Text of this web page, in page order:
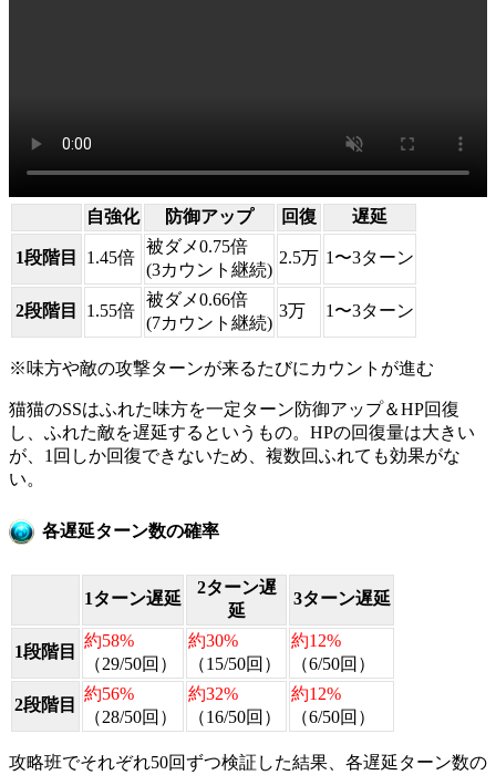
自強化 防御アップ 回復 遅延
1段階目 1.45倍
被ダメ0.75倍
(3カウント継続)
2.5万 1〜3ターン
2段階目 1.55倍
被ダメ0.66倍
(7カウント継続)
3万 1〜3ターン
※味方や敵の攻撃ターンが来るたびにカウントが進む
猫猫のSSはふれた味方を一定ターン防御アップ＆HP回復
し、ふれた敵を遅延するというもの。HPの回復量は大きい
が、1回しか回復できないため、複数回ふれても効果がな
い。
各遅延ターン数の確率
1ターン遅延
2ターン遅
延
3ターン遅延
1段階目
約58%
（29/50回）
約30%
（15/50回）
約12%
（6/50回）
2段階目
約56%
（28/50回）
約32%
（16/50回）
約12%
（6/50回）
攻略班でそれぞれ50回ずつ検証した結果、各遅延ターン数の